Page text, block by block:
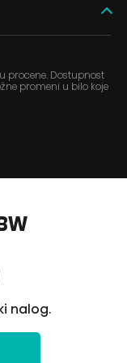
procene. Dostupnost
promeni u bilo koje
nalog.